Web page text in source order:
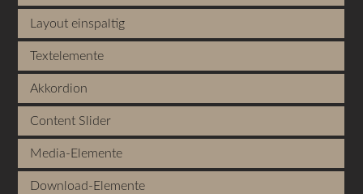
Layout einspaltig
Textelemente
Akkordion
Content Slider
Media-Elemente
Download-Elemente